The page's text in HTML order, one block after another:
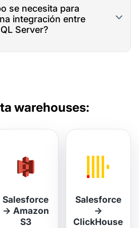
se necesita para
integración entre
Server?
warehouses:
Salesforce
→ Amazon
S3
Salesforce
→
ClickHouse